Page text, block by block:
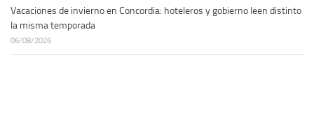
Vacaciones de invierno en Concordia: hoteleros y gobierno leen distinto
la misma temporada
06/08/2026